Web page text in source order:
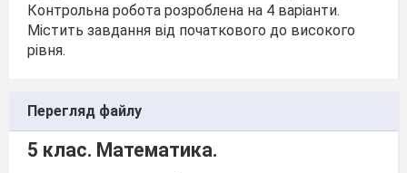
Контрольна робота розроблена на 4 варіанти.
Містить завдання від початкового до високого
рівня.
Перегляд файлу
5 клас. Математика.